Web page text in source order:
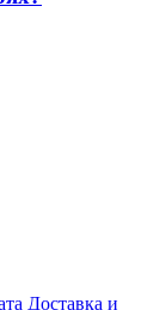
Доставка и